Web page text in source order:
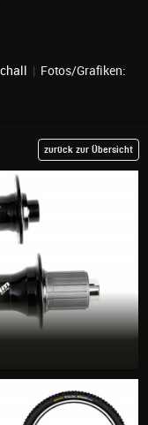
| Fotos/Grafiken:
zurück zur Übersicht